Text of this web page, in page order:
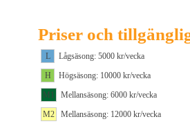
Priser och
L
Lågsäsong: 5000 kr/vecka
H
Högsäsong: 10000 kr/vecka
M1
Mellansäsong: 6000 kr/vecka
M2
Mellansäsong: 12000 kr/vecka